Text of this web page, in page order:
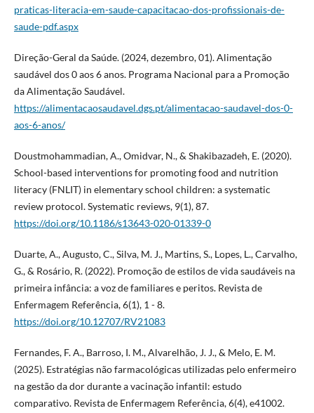
praticas-literacia-em-saude-capacitacao-dos-profissionais-de-
saude-pdf.aspx
Direção-Geral da Saúde. (2024, dezembro, 01). Alimentação
saudável dos 0 aos 6 anos. Programa Nacional para a Promoção
da Alimentação Saudável.
https://alimentacaosaudavel.dgs.pt/alimentacao-saudavel-dos-0-
aos-6-anos/
Doustmohammadian, A., Omidvar, N., & Shakibazadeh, E. (2020).
School-based interventions for promoting food and nutrition
literacy (FNLIT) in elementary school children: a systematic
review protocol. Systematic reviews, 9(1), 87.
https://doi.org/10.1186/s13643-020-01339-0
Duarte, A., Augusto, C., Silva, M. J., Martins, S., Lopes, L., Carvalho,
G., & Rosário, R. (2022). Promoção de estilos de vida saudáveis na
primeira infância: a voz de familiares e peritos. Revista de
Enfermagem Referência, 6(1), 1 - 8.
https://doi.org/10.12707/RV21083
Fernandes, F. A., Barroso, I. M., Alvarelhão, J. J., & Melo, E. M.
(2025). Estratégias não farmacológicas utilizadas pelo enfermeiro
na gestão da dor durante a vacinação infantil: estudo
comparativo. Revista de Enfermagem Referência, 6(4), e41002.